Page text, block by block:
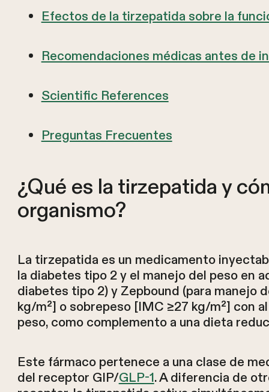
Efectos de la tirzepatida sobre la
Recomendaciones médicas antes de
Scientific References
Preguntas Frecuentes
¿Qué es la tirzepatida y
organismo?
La tirzepatida es un medicamento
la diabetes tipo 2 y el manejo del peso en
diabetes tipo 2) y Zepbound (para manejo
kg/m²] o sobrepeso [IMC ≥27 kg/m²] con
peso, como complemento a una dieta
Este fármaco pertenece a una clase de
del receptor GIP/GLP-1. A diferencia de